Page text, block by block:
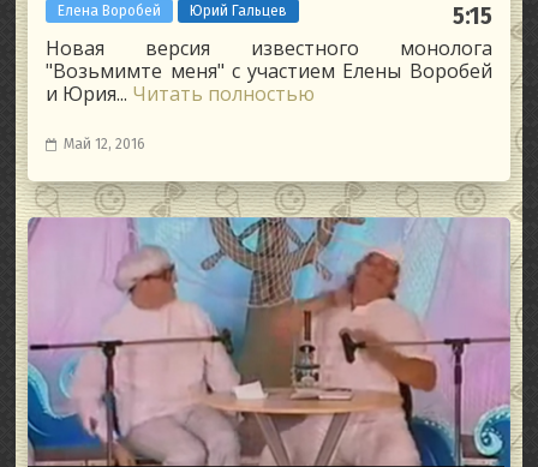
Елена Воробей Юрий Гальцев 5:15
Новая версия известного монолога
"Возьмимте меня" с участием Елены Воробей
и Юрия... Читать полностью
Май 12, 2016